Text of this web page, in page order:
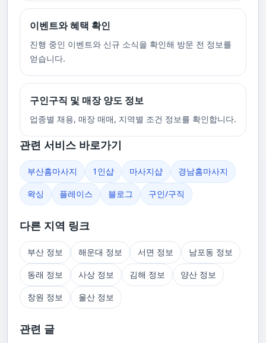
이벤트와 혜택 확인
진행 중인 이벤트와 신규 소식을 확인해 방문 전 정보를
얻습니다.
구인구직 및 매장 양도 정보
업종별 채용, 매장 매매, 지역별 조건 정보를 확인합니다.
관련 서비스 바로가기
부산홈마사지 1인샵 마사지샵
경남홈마사지
왁싱
플레이스 블로그 구인/구직
다른 지역 링크
부산 정보 해운대 정보 서면 정보
남포동 정보
동래 정보
사상 정보 김해 정보
양산 정보
창원 정보
울산 정보
관련 글